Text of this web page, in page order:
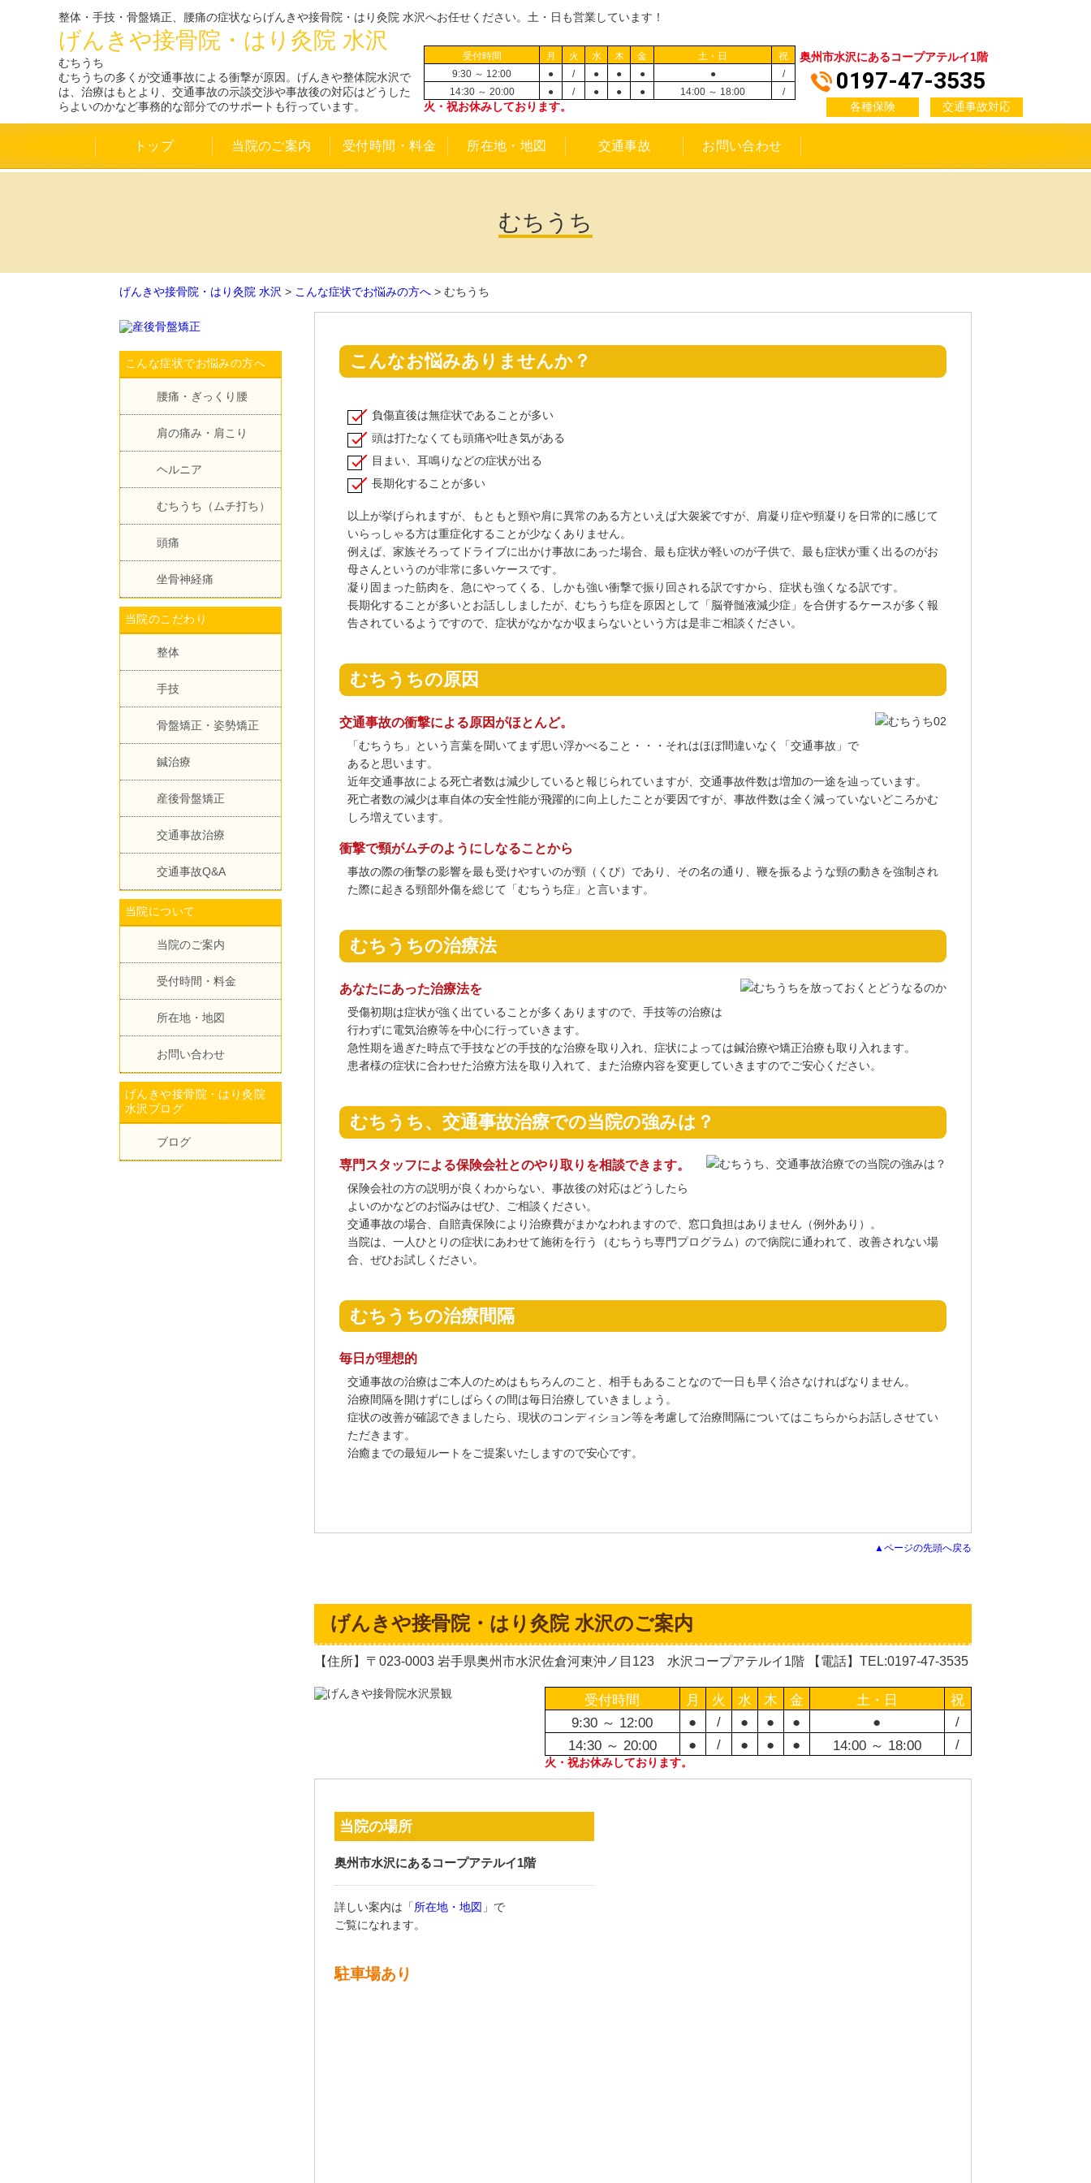
整体・手技・骨盤矯正、腰痛の症状ならげんきや接骨院・はり灸院 水沢へお任せください。土・日も営業しています！
げんきや接骨院・はり灸院 水沢
むちうち
むちうちの多くが交通事故による衝撃が原因。げんきや整体院水沢で
は、治療はもとより、交通事故の示談交渉や事故後の対応はどうした
らよいのかなど事務的な部分でのサポートも行っています。
受付時間 月 火 水 木 金 土・日
祝
9:30 ～ 12:00
● / ● ● ● ●
/
14:30 ～ 20:00
● / ● ● ● 14:00 ～ 18:00 /
火・祝お休みしております。
奥州市水沢にあるコープアテルイ1階
0197-47-3535
各種保険 交通事故対応
トップ 当院のご案内 受付時間・料金 所在地・地図 交通事故 お問い合わせ
むちうち
げんきや接骨院・はり灸院 水沢 > こんな症状でお悩みの方へ > むちうち
こんなお悩みありませんか？
負傷直後は無症状であることが多い
頭は打たなくても頭痛や吐き気がある
目まい、耳鳴りなどの症状が出る
長期化することが多い
以上が挙げられますが、もともと頸や肩に異常のある方といえば大袈裟ですが、肩凝り症や頸凝りを日常的に感じて
いらっしゃる方は重症化することが少なくありません。
例えば、家族そろってドライブに出かけ事故にあった場合、最も症状が軽いのが子供で、最も症状が重く出るのがお
母さんというのが非常に多いケースです。
凝り固まった筋肉を、急にやってくる、しかも強い衝撃で振り回される訳ですから、症状も強くなる訳です。
長期化することが多いとお話ししましたが、むちうち症を原因として「脳脊髄液減少症」を合併するケースが多く報
告されているようですので、症状がなかなか収まらないという方は是非ご相談ください。
むちうちの原因
交通事故の衝撃による原因がほとんど。
「むちうち」という言葉を聞いてまず思い浮かべること・・・それはほぼ間違いなく「交通事故」で
あると思います。
近年交通事故による死亡者数は減少していると報じられていますが、交通事故件数は増加の一途を辿っています。
死亡者数の減少は車自体の安全性能が飛躍的に向上したことが要因ですが、事故件数は全く減っていないどころかむ
しろ増えています。
衝撃で頸がムチのようにしなることから
事故の際の衝撃の影響を最も受けやすいのが頸（くび）であり、その名の通り、鞭を振るような頸の動きを強制され
た際に起きる頸部外傷を総じて「むちうち症」と言います。
むちうちの治療法
あなたにあった治療法を
受傷初期は症状が強く出ていることが多くありますので、手技等の治療は
行わずに電気治療等を中心に行っていきます。
急性期を過ぎた時点で手技などの手技的な治療を取り入れ、症状によっては鍼治療や矯正治療も取り入れます。
患者様の症状に合わせた治療方法を取り入れて、また治療内容を変更していきますのでご安心ください。
むちうち、交通事故治療での当院の強みは？
専門スタッフによる保険会社とのやり取りを相談できます。
保険会社の方の説明が良くわからない、事故後の対応はどうしたら
よいのかなどのお悩みはぜひ、ご相談ください。
交通事故の場合、自賠責保険により治療費がまかなわれますので、窓口負担はありません（例外あり）。
当院は、一人ひとりの症状にあわせて施術を行う（むちうち専門プログラム）ので病院に通われて、改善されない場
合、ぜひお試しください。
むちうちの治療間隔
毎日が理想的
交通事故の治療はご本人のためはもちろんのこと、相手もあることなので一日も早く治さなければなりません。
治療間隔を開けずにしばらくの間は毎日治療していきましょう。
症状の改善が確認できましたら、現状のコンディション等を考慮して治療間隔についてはこちらからお話しさせてい
ただきます。
治癒までの最短ルートをご提案いたしますので安心です。
▲ページの先頭へ戻る
げんきや接骨院・はり灸院 水沢のご案内
【住所】〒023-0003 岩手県奥州市水沢佐倉河東沖ノ目123 水沢コープアテルイ1階 【電話】TEL:0197-47-3535
受付時間 月 火 水 木 金 土・日
祝
9:30 ～ 12:00
● / ● ● ● ●
/
14:30 ～ 20:00
● / ● ● ● 14:00 ～ 18:00 /
火・祝お休みしております。
当院の場所
奥州市水沢にあるコープアテルイ1階
詳しい案内は「所在地・地図 」で
ご覧になれます。
駐車場あり
こんな症状でお悩みの方へ
腰痛・ぎっくり腰
肩の痛み・肩こり
ヘルニア
むちうち（ムチ打ち）
頭痛
坐骨神経痛
当院のこだわり
整体
手技
骨盤矯正・姿勢矯正
鍼治療
産後骨盤矯正
交通事故治療
交通事故Q&A
当院について
当院のご案内
受付時間・料金
所在地・地図
お問い合わせ
げんきや接骨院・はり灸院
水沢ブログ
ブログ